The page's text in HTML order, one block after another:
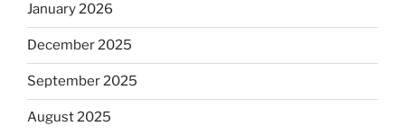
January 2026
December 2025
September 2025
August 2025